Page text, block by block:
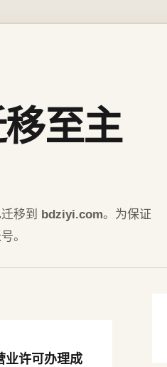
至主
移到 bdziyi.com。为保证
。
业许可办理成